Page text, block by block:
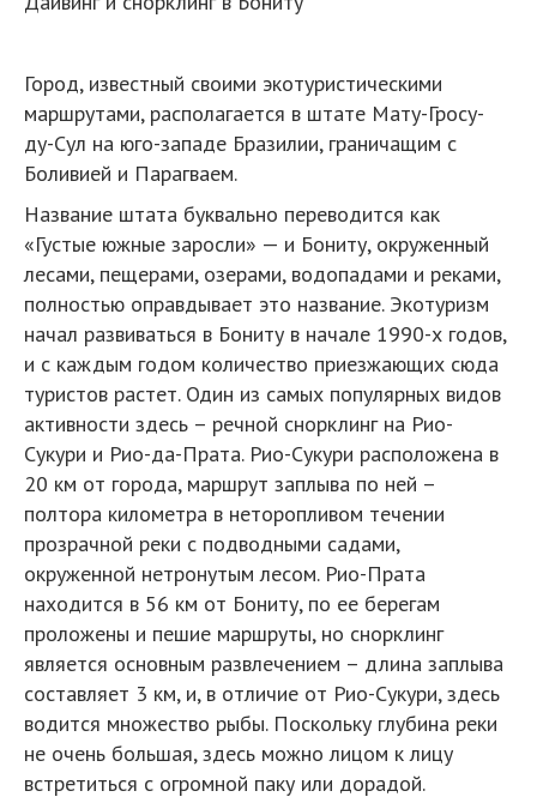
Город, известный своими экотуристическими
маршрутами, располагается в штате Мату-Гросу-
ду-Сул на юго-западе Бразилии, граничащим с
Боливией и Парагваем.
Название штата буквально переводится как
«Густые южные заросли» — и Бониту, окруженный
лесами, пещерами, озерами, водопадами и реками,
полностью оправдывает это название. Экотуризм
начал развиваться в Бониту в начале 1990-х годов,
и с каждым годом количество приезжающих сюда
туристов растет. Один из самых популярных видов
активности здесь – речной снорклинг на Рио-
Сукури и Рио-да-Прата. Рио-Сукури расположена в
20 км от города, маршрут заплыва по ней –
полтора километра в неторопливом течении
прозрачной реки с подводными садами,
окруженной нетронутым лесом. Рио-Прата
находится в 56 км от Бониту, по ее берегам
проложены и пешие маршруты, но снорклинг
является основным развлечением – длина заплыва
составляет 3 км, и, в отличие от Рио-Сукури, здесь
водится множество рыбы. Поскольку глубина реки
не очень большая, здесь можно лицом к лицу
встретиться с огромной паку или дорадой.